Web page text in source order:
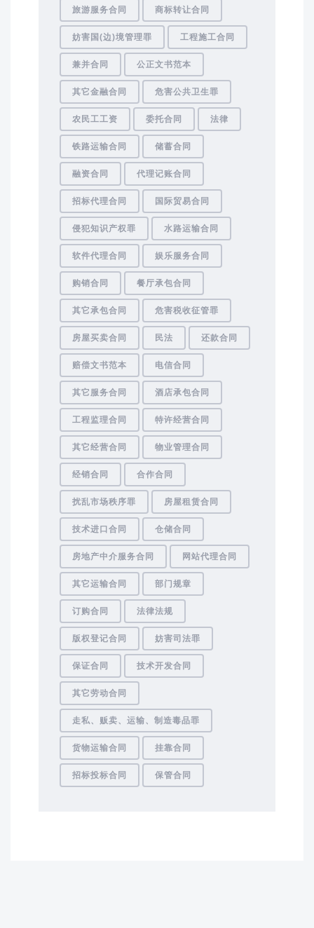
旅游服务合同 商标转让合同
妨害国(边)境管理罪 工程施工合同
兼并合同 公正文书范本
其它金融合同 危害公共卫生罪
农民工工资 委托合同 法律
铁路运输合同 储蓄合同
融资合同 代理记账合同
招标代理合同 国际贸易合同
侵犯知识产权罪 水路运输合同
软件代理合同 娱乐服务合同
购销合同 餐厅承包合同
其它承包合同 危害税收征管罪
房屋买卖合同 民法 还款合同
赔偿文书范本 电信合同
其它服务合同 酒店承包合同
工程监理合同 特许经营合同
其它经营合同 物业管理合同
经销合同 合作合同
扰乱市场秩序罪 房屋租赁合同
技术进口合同 仓储合同
房地产中介服务合同 网站代理合同
其它运输合同 部门规章
订购合同 法律法规
版权登记合同 妨害司法罪
保证合同 技术开发合同
其它劳动合同
走私、贩卖、运输、制造毒品罪
货物运输合同 挂靠合同
招标投标合同 保管合同